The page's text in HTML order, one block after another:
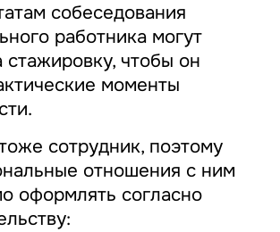
собеседования
работника могут
стажировку, чтобы он
моменты
сотрудник, поэтому
отношения с ним
оформлять согласно